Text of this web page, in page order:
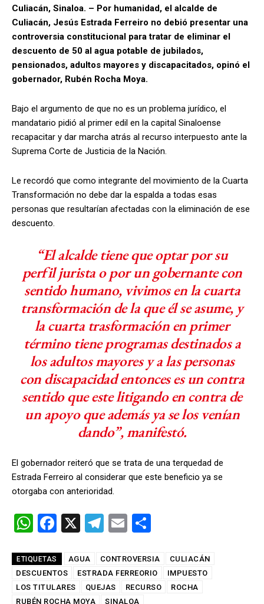
Culiacán, Sinaloa. – Por humanidad, el alcalde de
Culiacán, Jesús Estrada Ferreiro no debió presentar una
controversia constitucional para tratar de eliminar el
descuento de 50 al agua potable de jubilados,
pensionados, adultos mayores y discapacitados, opinó el
gobernador, Rubén Rocha Moya.
Bajo el argumento de que no es un problema jurídico, el
mandatario pidió al primer edil en la capital Sinaloense
recapacitar y dar marcha atrás al recurso interpuesto ante la
Suprema Corte de Justicia de la Nación.
Le recordó que como integrante del movimiento de la Cuarta
Transformación no debe dar la espalda a todas esas
personas que resultarían afectadas con la eliminación de ese
descuento.
“El alcalde tiene que optar por su
perfil jurista o por un gobernante con
sentido humano, vivimos en la cuarta
transformación de la que él se asume, y
la cuarta trasformación en primer
término tiene programas destinados a
los adultos mayores y a las personas
con discapacidad entonces es un contra
sentido que este litigando en contra de
un apoyo que además ya se los venían
dando”, manifestó.
El gobernador reiteró que se trata de una terquedad de
Estrada Ferreiro al considerar que este beneficio ya se
otorgaba con anterioridad.
W
at
s
A
F
ce
b
o
X
T
e
gr
a
E
ail m
p
ETIQUETAS AGUA CONTROVERSIA
CULIACÁN
DESCUENTOS
ESTRADA FERREORIO
IMPUESTO
LOS TITULARES
QUEJAS RECURSO
ROCHA
RUBÉN ROCHA MOYA
SINALOA